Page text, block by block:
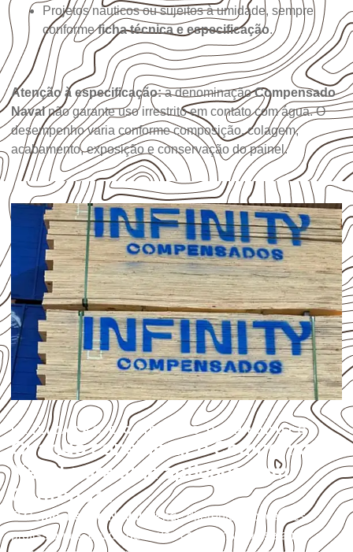
Projetos náuticos ou sujeitos à umidade, sempre
conformeficha técnica e especificação.
Atenção à especificação:a denominaçãoCompensado
Navalnão garante uso irrestrito em contato com água. O
desempenho varia conforme composição, colagem,
acabamento, exposição e conservação do painel.
UTILIZAÇÃO E CUIDADOS DO PRODUTO
Quando considerar o Compensado
Naval para uma aplicação em
Contenda?
OCompensado Navalatende diferentes aplicações
profissionais, desde que suas características sejam